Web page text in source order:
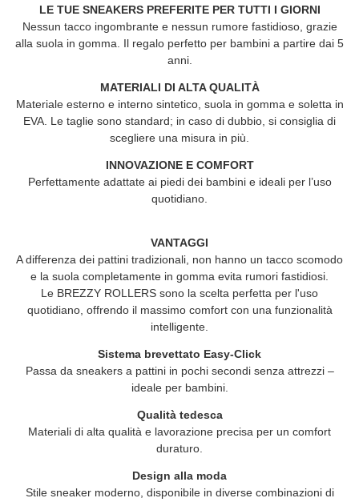
LE TUE SNEAKERS PREFERITE PER TUTTI I GIORNI
Nessun tacco ingombrante e nessun rumore fastidioso, grazie
alla suola in gomma. Il regalo perfetto per bambini a partire dai 5
anni.
MATERIALI DI ALTA QUALITÀ
Materiale esterno e interno sintetico, suola in gomma e soletta in
EVA. Le taglie sono standard; in caso di dubbio, si consiglia di
scegliere una misura in più.
INNOVAZIONE E COMFORT
Perfettamente adattate ai piedi dei bambini e ideali per l’uso
quotidiano.
VANTAGGI
A differenza dei pattini tradizionali, non hanno un tacco scomodo
e la suola completamente in gomma evita rumori fastidiosi.
Le BREZZY ROLLERS sono la scelta perfetta per l'uso
quotidiano, offrendo il massimo comfort con una funzionalità
intelligente.
Sistema brevettato Easy-Click
Passa da sneakers a pattini in pochi secondi senza attrezzi –
ideale per bambini.
Qualità tedesca
Materiali di alta qualità e lavorazione precisa per un comfort
duraturo.
Design alla moda
Stile sneaker moderno, disponibile in diverse combinazioni di